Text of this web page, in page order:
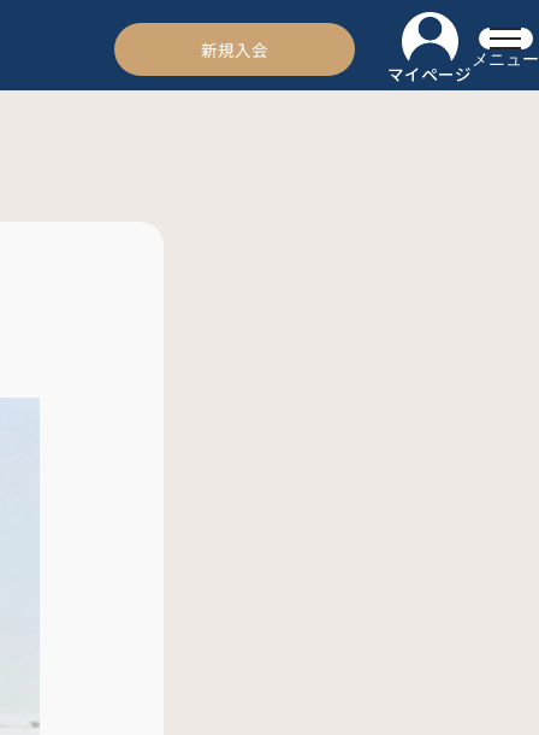
新規入会
マイページ
メニュー